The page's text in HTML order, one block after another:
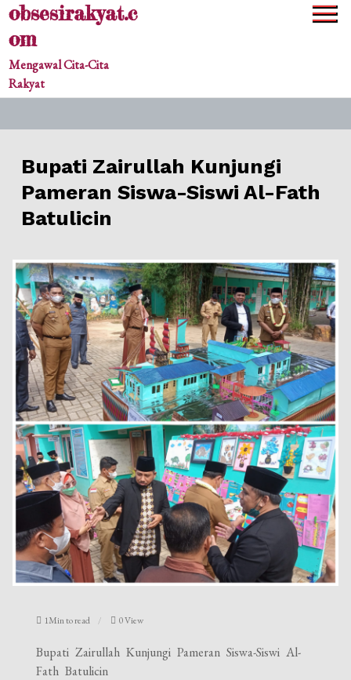
Skipobsesirakyat.c
om
Mengawal Cita-Cita
Rakyat
Bupati Zairullah Kunjungi
Pameran Siswa-Siswi Al-Fath
Batulicin
1Min to read 0 View
Bupati Zairullah Kunjungi Pameran Siswa-Siswi Al-
Fath Batulicin